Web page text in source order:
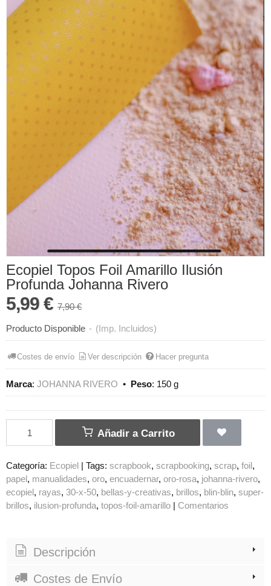
Ecopiel Topos Foil Amarillo Ilusión
Profunda Johanna Rivero
5,99 € 7,90 €
Producto Disponible - (Imp. Incluidos)
Costes de envío Ver descripción Hacer pregunta
Marca: JOHANNA RIVERO • Peso: 150 g
Añadir a Carrito
Categoría: Ecopiel | Tags: scrapbook scrapbooking scrap foil
papel manualidades oro encuadernar oro-rosa johanna-rivero
ecopiel rayas 30-x-50 bellas-y-creativas brillos blin-blin super-
brillos ilusion-profunda topos-foil-amarillo | Comentarios
Descripción
Costes de Envío